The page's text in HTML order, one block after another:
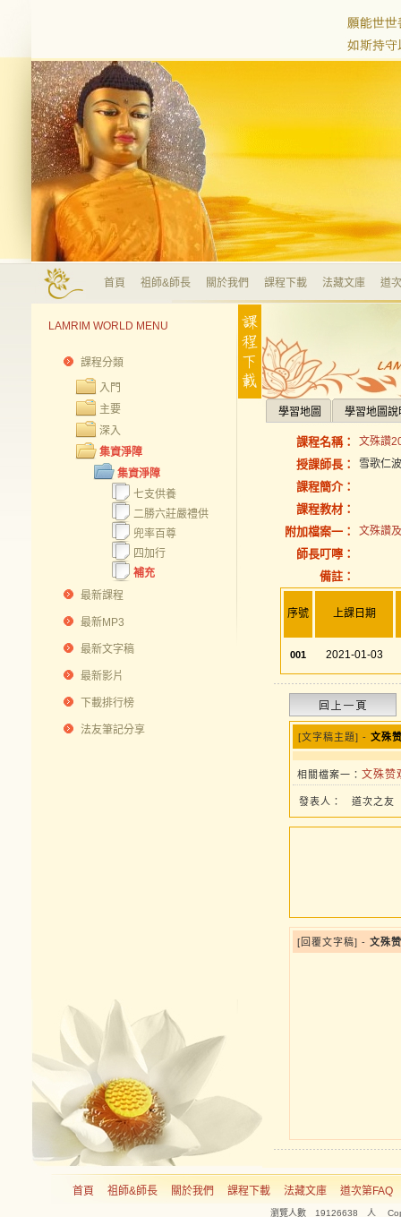
首頁 祖師&師長 關於我們 課程下載 法藏文庫 道
LAMRIM WORLD MENU
課程分類
入門
主要
深入
集資淨障
集資淨障
七支供養
二勝六莊嚴禮供
兜率百尊
四加行
補充
最新課程
最新MP3
最新文字稿
最新影片
下載排行榜
法友筆記分享
學習地圖 學習地圖說
課程名稱： 文殊讚
授課師長： 雪歌仁
課程簡介：
課程教材：
附加檔案一：
文殊讚
師長叮嚀：
備註：
序號 上課日期
001 2021-01-03
[文字稿主題] - 文殊
相關檔案一： 文殊赞
發表人： 道次之友
[回覆文字稿] - 文殊
首頁 祖師&師長 關於我們 課程下載 法藏文庫 道次第FAQ
瀏覽人數 19126638 人